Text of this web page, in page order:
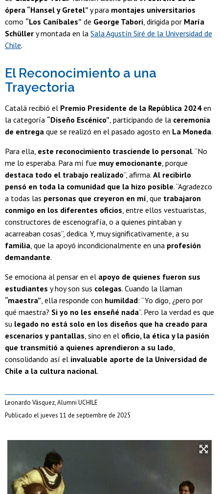
ópera “Hansel y Gretel” y para montajes universitarios
como “Los Caníbales” de George Tabori, dirigida por María
Schüller y montada en la Sala Agustín Siré de la Universidad de
Chile.
El Reconocimiento a una
Trayectoria
Catalá recibió el Premio Presidente de la República 2024en
la categoría “Diseño Escénico”, participando de la ceremonia
de entrega que se realizó en el pasado agosto en La Moneda.
Para ella, este reconocimiento trasciende lo personal. “No
me lo esperaba. Para mí fue muy emocionante, porque
destaca todo el trabajo realizado”, afirma. Al recibirlo
pensó en toda la comunidad que la hizo posible. “Agradezco
a todas las personas que creyeron en mí, que trabajaron
conmigo en los diferentes oficios, entre ellos vestuaristas,
constructores de escenografía, o a quienes pintaban y
acarreaban cosas”, dedica. Y, muy significativamente, a su
familia, que la apoyó incondicionalmente en una profesión
demandante.
Se emociona al pensar en el apoyo de quienes fueron sus
estudiantes y hoy son sus colegas. Cuando la llaman
“maestra”, ella responde con humildad: “Yo digo, ¿pero por
qué maestra? Si yo no les enseñé nada”. Pero la verdad es que
su legado no está solo en los diseños que ha creado para
escenarios y pantallas, sino en el oficio, la ética y la pasión
que transmitió a quienes aprendieron a su lado,
consolidando así el invaluable aporte de la Universidad de
Chile a la cultura nacional.
Leonardo Vásquez, Alumni UCHILE
Publicado el jueves 11 de septiembre de 2025